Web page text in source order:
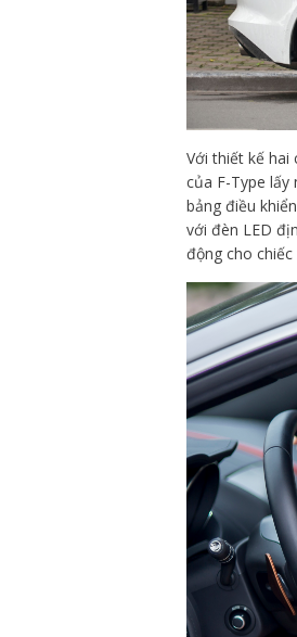
Với thiết kế hai
của F-Type lấy
bảng điều
với đèn LED
động cho chiếc